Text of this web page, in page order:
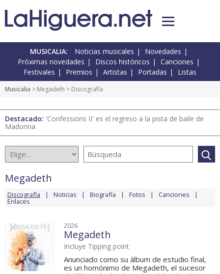
MUSICALIA: Noticias musicales
Novedades
Próximas novedades
Discos históricos
Canciones
Festivales
Premios Artistas Portadas Listas
Musicalia > Megadeth > Discografía
Destacado: 'Confessions II' es el regreso a la pista de baile de
Madonna
Megadeth
Discografía Noticias Biografía Fotos Canciones
Enlaces
2026
Megadeth
Incluye Tipping point
Anunciado como su álbum de estudio final,
es un homónimo de Megadeth, el sucesor